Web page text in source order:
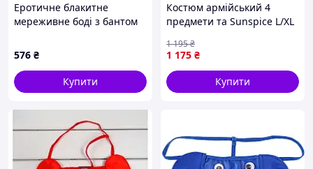
Еротичне блакитне
мереживне боді з бантом
вирізом L We Love
576 ₴
Купити
Костюм армійський 4
предмети та Sunspice L/XL
1 175 ₴
1 195₴
Купити